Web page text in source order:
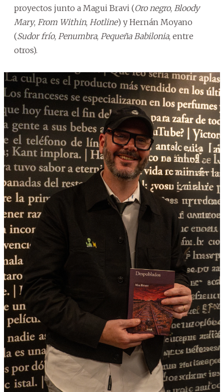
proyectos junto a Magui Bravi (Oro negro, Bloody
Mary, From Within, Hotline) y Hernán Moyano
(Sudor frío, Penumbra, Pequeña Babilonia, entre
otros).